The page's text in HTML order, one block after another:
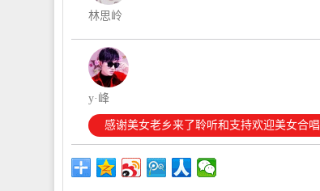
林思岭
y·峰
感谢美女老乡来了聆听和支持欢迎美女合唱